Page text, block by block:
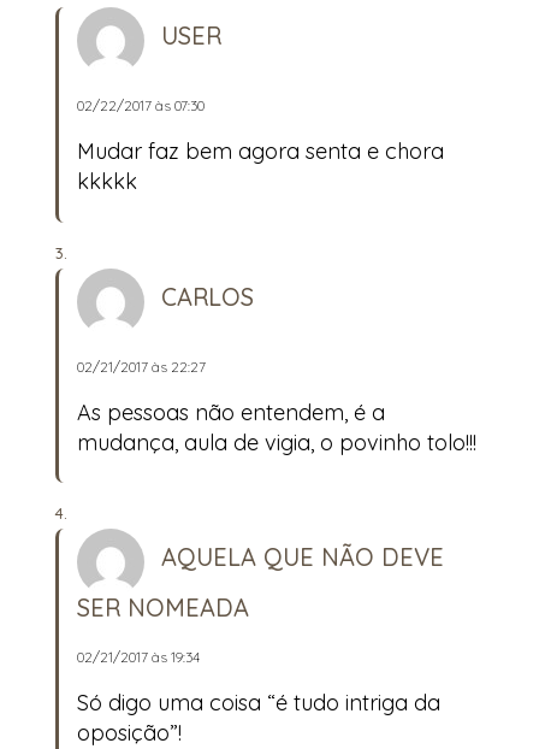
USER
02/22/2017 às 07:30
Mudar faz bem agora senta e chora
kkkkk
CARLOS
02/21/2017 às 22:27
As pessoas não entendem, é a
mudança, aula de vigia, o povinho tolo!!!
AQUELA QUE NÃO DEVE
SER NOMEADA
02/21/2017 às 19:34
Só digo uma coisa “é tudo intriga da
oposição”!